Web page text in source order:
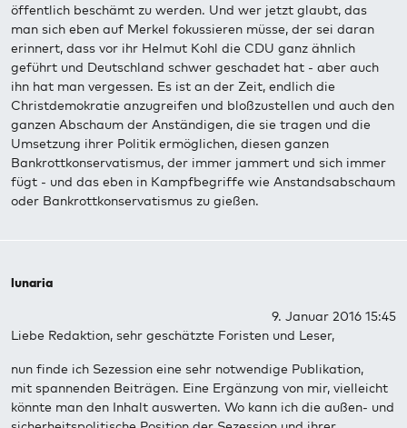
öffentlich beschämt zu werden. Und wer jetzt glaubt, das
man sich eben auf Merkel fokussieren müsse, der sei daran
erinnert, dass vor ihr Helmut Kohl die CDU ganz ähnlich
geführt und Deutschland schwer geschadet hat - aber auch
ihn hat man vergessen. Es ist an der Zeit, endlich die
Christdemokratie anzugreifen und bloßzustellen und auch den
ganzen Abschaum der Anständigen, die sie tragen und die
Umsetzung ihrer Politik ermöglichen, diesen ganzen
Bankrottkonservatismus, der immer jammert und sich immer
fügt - und das eben in Kampfbegriffe wie Anstandsabschaum
oder Bankrottkonservatismus zu gießen.
lunaria
9. Januar 2016 15:45
Liebe Redaktion, sehr geschätzte Foristen und Leser,
nun finde ich Sezession eine sehr notwendige Publikation,
mit spannenden Beiträgen. Eine Ergänzung von mir, vielleicht
könnte man den Inhalt auswerten. Wo kann ich die außen- und